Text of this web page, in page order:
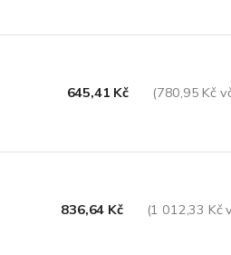
645,41 Kč (780,95 Kč
836,64 Kč (1 012,33 Kč